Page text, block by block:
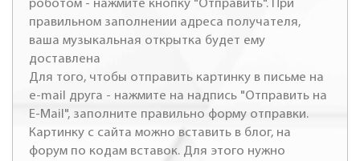
роботом - нажмите кнопку "Отправить". При
правильном заполнении адреса получателя,
ваша музыкальная открытка будет ему
доставлена
Для того, чтобы отправить картинку в письме на
e-mail друга - нажмите на надпись "Отправить на
E-Mail", заполните правильно форму отправки.
Картинку с сайта можно вставить в блог, на
форум по кодам вставок. Для этого нужно